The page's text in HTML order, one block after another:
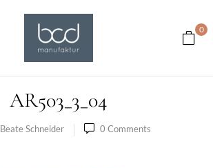
0
AR503_3_04
Beate Schneider 0 Comments